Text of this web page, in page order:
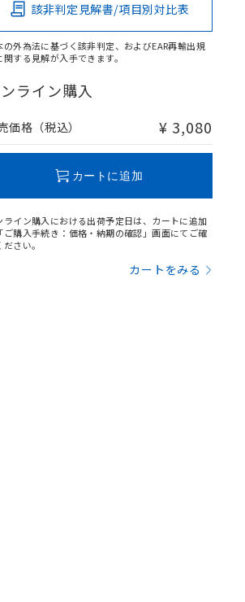
該非判定見解書/項目別対比表
の外為法に基づく該非判定、およびEAR再輸出規
関する見解が入手できます。
ライン購入
価格（税込） ¥ 3,080
カートに追加
ライン購入における出荷予定日は、カートに追加
ご購入手続き：価格・納期の確認」画面にてご確
さい。
カートをみる